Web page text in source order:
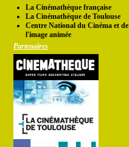
La Cinémathèque française
La Cinémathèque de Toulouse
Centre National du Cinéma et de
l'image animée
Partenaires